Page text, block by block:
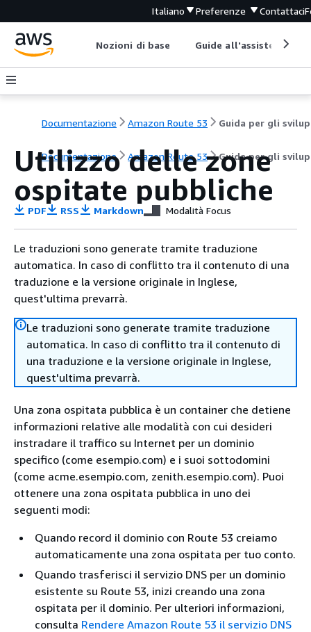
Italiano Preferenze Contattaci
Nozioni di base Guide all'assistenza
Documentazione Amazon Route 53
Documentazione Amazon Route 53 Guida per gli
Utilizzo delle zone
ospitate pubbliche
PDF RSS Markdown Modalità Focus
Le traduzioni sono generate tramite traduzione
automatica. In caso di conflitto tra il contenuto di una
traduzione e la versione originale in Inglese,
quest'ultima prevarrà.
Le traduzioni sono generate tramite traduzione
automatica. In caso di conflitto tra il contenuto di
una traduzione e la versione originale in Inglese,
quest'ultima prevarrà.
Una zona ospitata pubblica è un container che detiene
informazioni relative alle modalità con cui desideri
instradare il traffico su Internet per un dominio
specifico (come esempio.com) e i suoi sottodomini
(come acme.esempio.com, zenith.esempio.com). Puoi
ottenere una zona ospitata pubblica in uno dei
seguenti modi:
Quando record il dominio con Route 53 creiamo
automaticamente una zona ospitata per tuo conto.
Quando trasferisci il servizio DNS per un dominio
esistente su Route 53, inizi creando una zona
ospitata per il dominio. Per ulteriori informazioni,
consulta Rendere Amazon Route 53 il servizio DNS